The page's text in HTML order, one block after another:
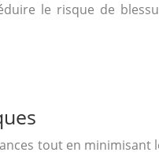
le risque de
tout en minimisant